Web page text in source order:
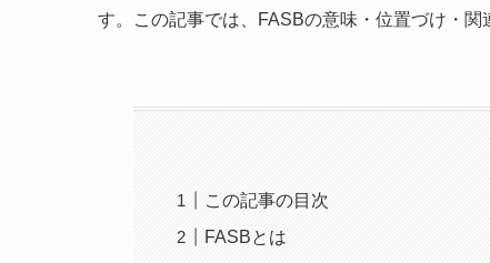
す。この記事では、FASBの意味・位置づけ・関
この記事の目次
FASBとは